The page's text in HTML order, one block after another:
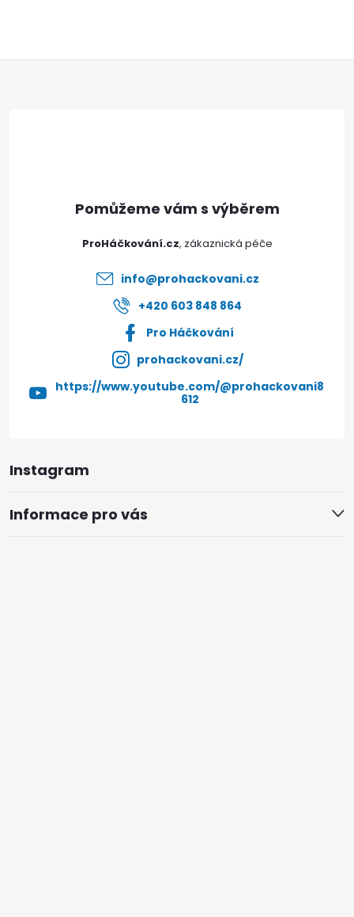
Instagram
Informace pro vás
ProHáčkování.cz
info@prohackovani.cz
+420 603 848 864
Pro Háčkování
prohackovani.cz/
https://www.youtube.com/@prohackovani8
612